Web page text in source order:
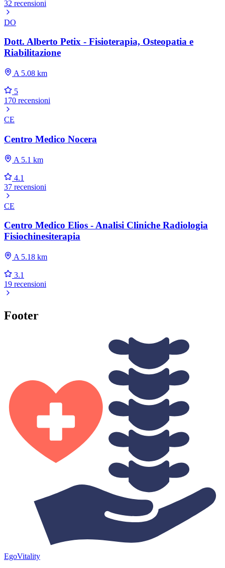
32 recensioni
DO
Dott. Alberto Petix - Fisioterapia, Osteopatia e
Riabilitazione
A 5.08 km
5
170 recensioni
CE
Centro Medico Nocera
A 5.1 km
4.1
37 recensioni
CE
Centro Medico Elios - Analisi Cliniche Radiologia
Fisiochinesiterapia
A 5.18 km
3.1
19 recensioni
Footer
EgoVitality